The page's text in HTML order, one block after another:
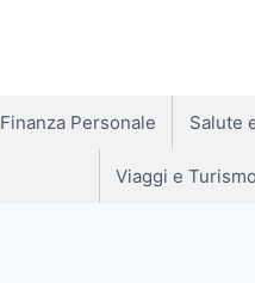
Finanza Personale Salute
Viaggi e Turismo